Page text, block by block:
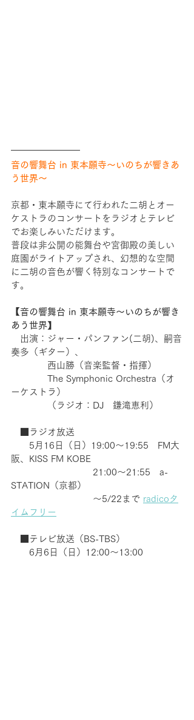
音の響舞台 in 東本願寺〜いのちが響きあ
う世界〜
京都・東本願寺にて行われた二胡とオー
ケストラのコンサートをラジオとテレビ
でお楽しみいただけます。
普段は非公開の能舞台や宮御殿の美しい
庭園がライトアップされ、幻想的な空間
に二胡の音色が響く特別なコンサートで
す。
【音の響舞台 in 東本願寺〜いのちが響き
あう世界】
出演：ジャー・パンファン(二胡)、嗣音
奏多（ギター）、
西山勝（音楽監督・指揮）
The Symphonic Orchestra（オ
ーケストラ）
（ラジオ：DJ　鎌滝恵利）
■ラジオ放送
5月16日（日）19:00〜19:55　FM大
阪、KISS FM KOBE
21:00〜21:55　a-
STATION（京都）
〜5/22まで radicoタ
イムフリー
■テレビ放送（BS-TBS）
6月6日（日）12:00〜13:00